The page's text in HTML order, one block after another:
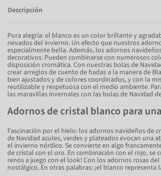
Descripción
Pura alegría: el blanco es un color brillante y
nevados del invierno. Un efecto que nuestros
especialmente bella. Además, los adornos
decorativos. Pueden combinarse con numerosos
disposición cromática. Con nuestras bolas de
crear arreglos de cuento de hadas a la manera de
bien ajustados y de colores coordinados, y con la
reutilizable y respetuosa con el medio ambiente.
las maravillas invernales con las bolas de Navidad
Adornos de cristal blanco para
Fascinación por el hielo: los adornos navideños de
de Navidad azules, verdes y plateados evocan una
el invierno nórdico. Se convierte en algo
de cristal con el oro. En combinación con el rojo, se
renos a juego con el look! Con los adornos rosas
nostálgico. En otras palabras: ¡el blanco representa